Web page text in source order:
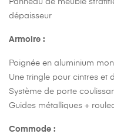
dépaisseur
Armoire :
Poignée en aluminium
Une tringle pour cintres et
Système de porte
Guides métalliques +
Commode :